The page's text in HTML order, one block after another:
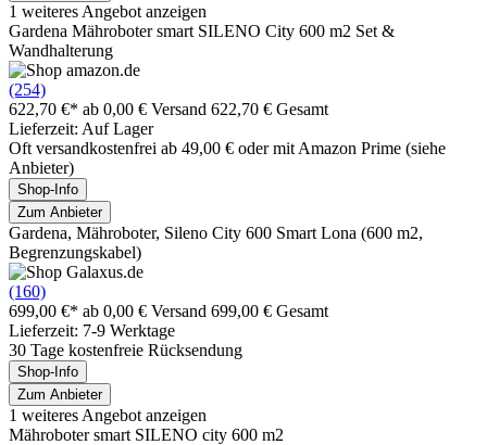
1 weiteres Angebot anzeigen
Gardena Mähroboter smart SILENO City 600 m2 Set &
Wandhalterung
(254)
622,70 €* ab 0,00 € Versand 622,70 € Gesamt
Lieferzeit: Auf Lager
Oft versandkostenfrei ab 49,00 € oder mit Amazon Prime (siehe
Anbieter)
Shop-Info
Zum Anbieter
Gardena, Mähroboter, Sileno City 600 Smart Lona (600 m2,
Begrenzungskabel)
(160)
699,00 €* ab 0,00 € Versand 699,00 € Gesamt
Lieferzeit: 7-9 Werktage
30 Tage kostenfreie Rücksendung
Shop-Info
Zum Anbieter
1 weiteres Angebot anzeigen
Mähroboter smart SILENO city 600 m2